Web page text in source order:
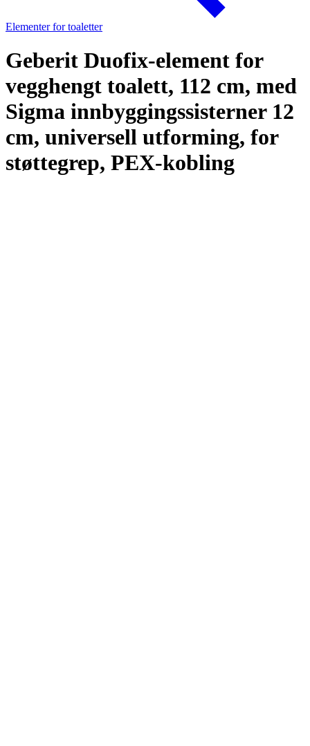
Elementer for toaletter
Geberit Duofix-element for
vegghengt toalett, 112 cm, med
Sigma innbyggingssisterner 12
cm, universell utforming, for
støttegrep, PEX-kobling